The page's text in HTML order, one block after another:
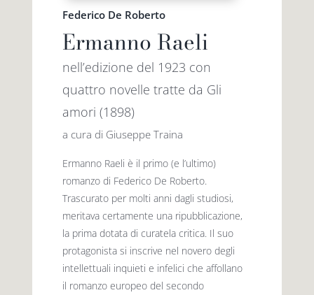
Federico De Roberto
Ermanno Raeli
nell’edizione del 1923 con
quattro novelle tratte da Gli
amori (1898)
a cura di Giuseppe Traina
Ermanno Raeli è il primo (e l’ultimo)
romanzo di Federico De Roberto.
Trascurato per molti anni dagli studiosi,
meritava certamente una ripubblicazione,
la prima dotata di curatela critica. Il suo
protagonista si inscrive nel novero degli
intellettuali inquieti e infelici che affollano
il romanzo europeo del secondo